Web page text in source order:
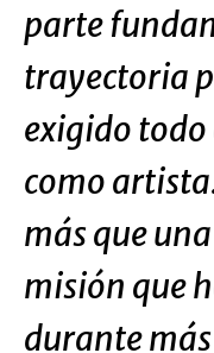
parte
trayectoria
exigido todo
como
más que
misión que
durante